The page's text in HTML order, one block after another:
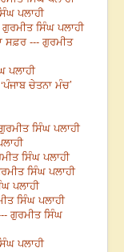
ਪਲਾਹੀ
ਸਿੰਘ ਪਲਾਹੀ
ਸਫ਼ਰ --- ਗੁਰਮੀਤ
ਪਲਾਹੀ
ਚੇਤਨਾ ਮੰਚ’
ਸਿੰਘ ਪਲਾਹੀ
ਸਿੰਘ ਪਲਾਹੀ
ਸਿੰਘ ਪਲਾਹੀ
ਪਲਾਹੀ
ਸਿੰਘ ਪਲਾਹੀ
ਗੁਰਮੀਤ ਸਿੰਘ
ਪਲਾਹੀ